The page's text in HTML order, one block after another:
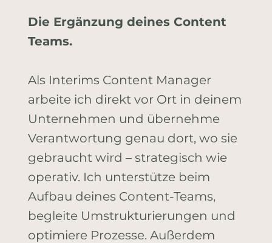
Die Ergänzung deines Content
Teams.
Als Interims Content Manager
arbeite ich direkt vor Ort in deinem
Unternehmen und übernehme
Verantwortung genau dort, wo sie
gebraucht wird – strategisch wie
operativ. Ich unterstütze beim
Aufbau deines Content-Teams,
begleite Umstrukturierungen und
optimiere Prozesse. Außerdem